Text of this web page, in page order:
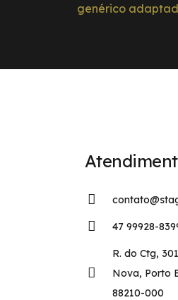
genérico
47 99928-
R. do Ctg,
Nova, Porto
88210-000